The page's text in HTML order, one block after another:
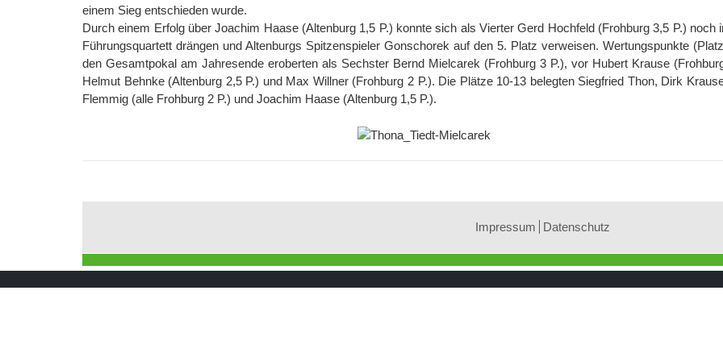
einem Sieg entschieden wurde.
Durch einem Erfolg über Joachim Haase (Altenburg 1,5 P.) konnte sich als Vierter Gerd Hochfeld (Frohburg 3,5 P.) noch
Führungsquartett drängen und Altenburgs Spitzenspieler Gonschorek auf den 5. Platz verweisen. Wertungspunkte
den Gesamtpokal am Jahresende eroberten als Sechster Bernd Mielcarek (Frohburg 3 P.), vor Hubert Krause
Helmut Behnke (Altenburg 2,5 P.) und Max Willner (Frohburg 2 P.). Die Plätze 10-13 belegten Siegfried Thon, Dirk
Flemmig (alle Frohburg 2 P.) und Joachim Haase (Altenburg 1,5 P.).
Impressum Datenschutz